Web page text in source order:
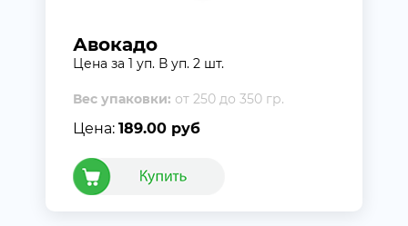
Авокадо
Цена за 1 уп. В уп. 2 шт.
Вес упаковки: от 250 до 350 гр.
Цена: 189.00 руб